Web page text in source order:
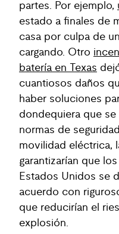
partes. Por ejemplo,
estado a finales de
casa por culpa de
cargando. Otro
batería en Texas
cuantiosos daños
haber soluciones
dondequiera que
normas de
movilidad eléctrica,
garantizarían que
Estados Unidos se
acuerdo con
que reducirían el
explosión.